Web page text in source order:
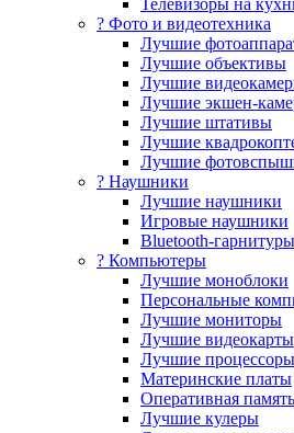
? Фото и видеотехника
Лучшие
Лучшие объективы
Лучшие
Лучшие экшен-
Лучшие штативы
Лучшие
Лучшие
? Наушники
Лучшие наушники
Игровые наушники
Bluetooth-гарнитуры
?️ Компьютеры
Лучшие моноблоки
Персональные
Лучшие мониторы
Лучшие видеокарты
Лучшие процессоры
Материнские платы
Оперативная память
Лучшие кулеры